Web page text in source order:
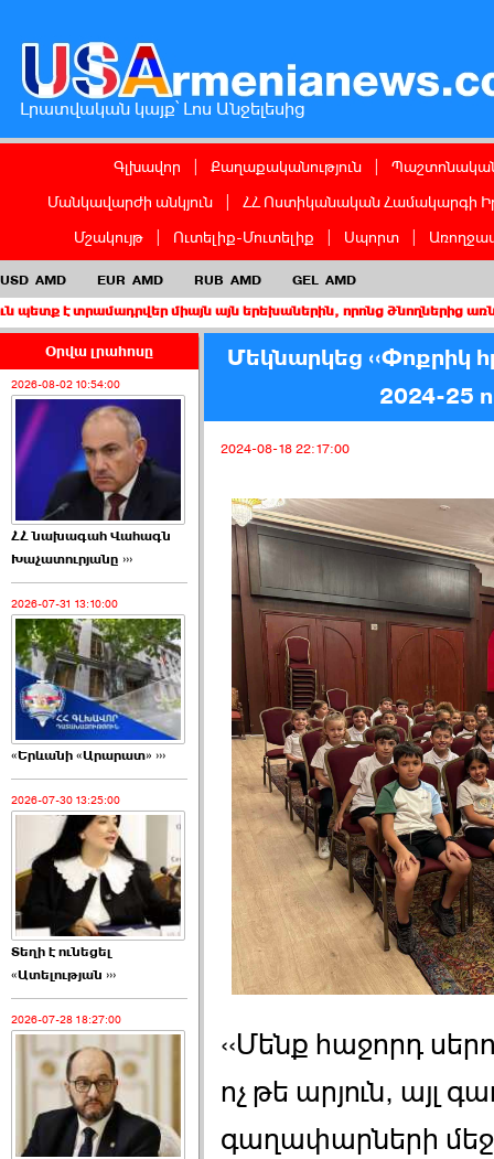
Լրատվական կայք՝ Լոս Անջելեսից
Գլխավոր Քաղաքականություն
Մանկավարժի անկյուն
ՀՀ Ոստիկանական Համակարգի
Մշակույթ
Ուտելիք-Մուտելիք Սպորտ
USD AMD EUR AMD RUB AMD GEL AMD
միայն այն երեխաներին, որոնց ծնողներից առնվազն
Օրվա լրահոսը
2026-08-02 10:54:00
ՀՀ նախագահ Վահագն
Խաչատուրյանը ›››
2026-07-31 13:10:00
«Երևանի «Արարատ» ›››
2026-07-30 13:25:00
Տեղի է ունեցել
«Ատելության ›››
2026-07-28 18:27:00
Մեկնարկեց ‹‹Փոքրիկ
2024-25
2024-08-18 22:17:00
‹‹Մենք հաջորդ
ոչ թե արյուն, այլ
գաղափարների